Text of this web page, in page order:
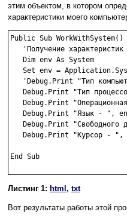
этим объектом, в котором
характеристики моего
Public Sub WorkWithSystem()
'Получение характеристик
   Dim env As System
Set env =
'Debug.Print "Тип
Debug.Print "Тип
Debug.Print
Debug.Print "Язык - ",
Debug.Print "Свободного
Debug.Print "Курсор - ",
End Sub
Листинг 1: html, txt
Вот результаты работы этой